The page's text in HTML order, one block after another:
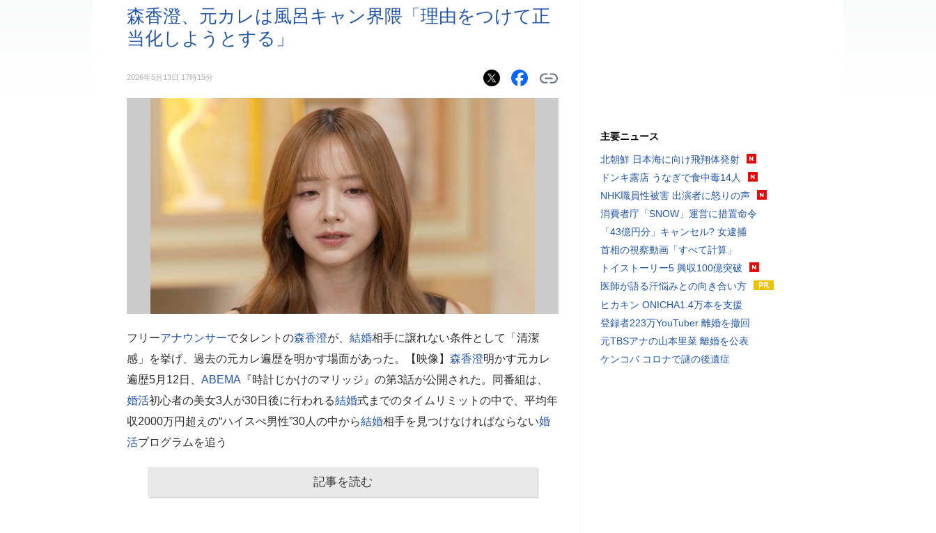
森香澄、元カレは風呂キャン界隈「理由をつけて正
当化しようとする」
2026年5月13日 17時15分
フリーアナウンサーでタレントの森香澄が、 結婚相手に譲れない条件として「清潔
感」を挙げ、過去の元カレ遍歴を明かす場面があった。【映像】 森香澄明かす元カレ
遍歴5月12日、 ABEMA 『時計じかけのマリッジ』の第3話が公開された。同番組は、
婚活初心者の美女3人が30日後に行われる結婚式までのタイムリミットの中で、平均年
収2000万円超えの“ハイスぺ男性”30人の中から結婚相手を見つけなければならない婚
活プログラムを追う
記事を読む
主要ニュース
北朝鮮 日本海に向け飛翔体発射
ドンキ露店 うなぎで食中毒14人
NHK職員性被害 出演者に怒りの声
消費者庁「SNOW」運営に措置命令
「43億円分」キャンセル? 女逮捕
首相の視察動画「すべて計算」
トイストーリー5 興収100億突破
医師が語る汗悩みとの向き合い方
ヒカキン ONICHA1.4万本を支援
登録者223万YouTuber 離婚を撤回
元TBSアナの山本里菜 離婚を公表
ケンコバ コロナで謎の後遺症